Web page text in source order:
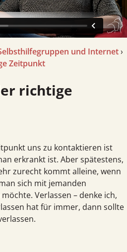
und Internet›
Zeitpunkt
uns zu kontaktieren ist
erkrankt ist. Aber spätestens,
zurecht kommt alleine, wenn
sich mit jemanden
Verlassen – denke ich,
hat für immer, dann sollte